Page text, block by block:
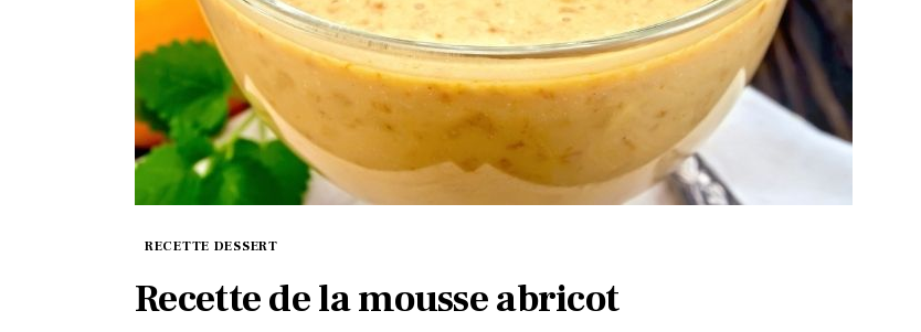
RECETTE DESSERT
Recette de la mousse abricot